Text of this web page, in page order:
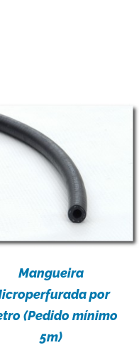
Mangueira
por
(Pedido mínimo
5m)
DETALHES